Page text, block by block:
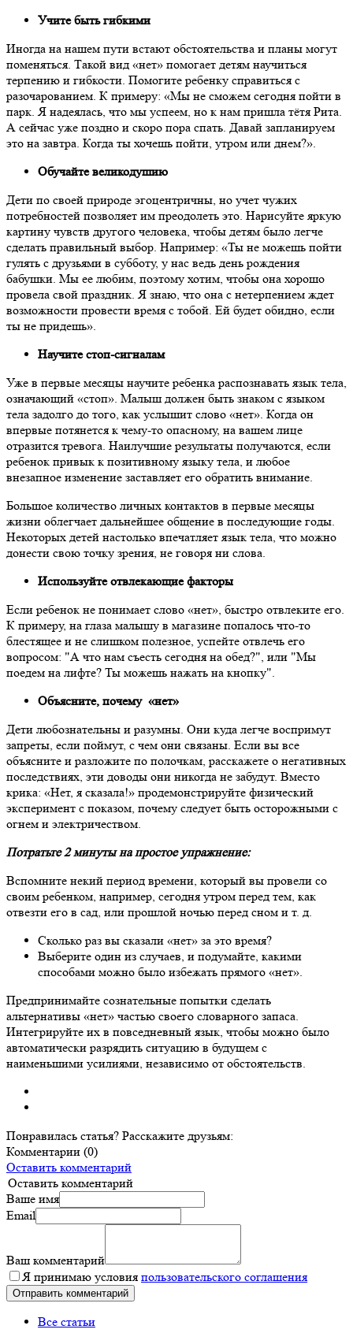
Учите быть гибкими
Иногда на нашем пути встают обстоятельства и планы могут
поменяться. Такой вид «нет» помогает детям научиться
терпению и гибкости. Помогите ребенку справиться с
разочарованием. К примеру: «Мы не сможем сегодня пойти в
парк. Я надеялась, что мы успеем, но к нам пришла тётя Рита.
А сейчас уже поздно и скоро пора спать. Давай запланируем
это на завтра. Когда ты хочешь пойти, утром или днем?».
Обучайте великодушию
Дети по своей природе эгоцентричны, но учет чужих
потребностей позволяет им преодолеть это. Нарисуйте яркую
картину чувств другого человека, чтобы детям было легче
сделать правильный выбор. Например: «Ты не можешь пойти
гулять с друзьями в субботу, у нас ведь день рождения
бабушки. Мы ее любим, поэтому хотим, чтобы она хорошо
провела свой праздник. Я знаю, что она с нетерпением ждет
возможности провести время с тобой. Ей будет обидно, если
ты не придешь».
Научите стоп-сигналам
Уже в первые месяцы научите ребенка распознавать язык тела,
означающий «стоп». Малыш должен быть знаком с языком
тела задолго до того, как услышит слово «нет». Когда он
впервые потянется к чему-то опасному, на вашем лице
отразится тревога. Наилучшие результаты получаются, если
ребенок привык к позитивному языку тела, и любое
внезапное изменение заставляет его обратить внимание.
Большое количество личных контактов в первые месяцы
жизни облегчает дальнейшее общение в последующие годы.
Некоторых детей настолько впечатляет язык тела, что можно
донести свою точку зрения, не говоря ни слова.
Используйте отвлекающие факторы
Если ребенок не понимает слово «нет» , быстро отвлеките его.
К примеру, на глаза малышу в магазине попалось что-то
блестящее и не слишком полезное, успейте отвлечь его
вопросом: "А что нам съесть сегодня на обед?", или "Мы
поедем на лифте? Ты можешь нажать на кнопку".
Объясните, почему «нет»
Дети любознательны и разумны. Они куда легче воспримут
запреты, если поймут, с чем они связаны. Если вы все
объясните и разложите по полочкам, расскажете о негативных
последствиях, эти доводы они никогда не забудут. Вместо
крика: «Нет, я сказала!» продемонстрируйте физический
эксперимент с показом, почему следует быть осторожными с
огнем и электричеством.
Потратьте 2 минуты на простое упражнение:
Вспомните некий период времени, который вы провели со
своим ребенком, например, сегодня утром перед тем, как
отвезти его в сад, или прошлой ночью перед сном и т. д.
Сколько раз вы сказали «нет» за это время?
Выберите один из случаев, и подумайте, какими
способами можно было избежать прямого «нет».
Предпринимайте сознательные попытки сделать
альтернативы «нет» частью своего словарного запаса.
Интегрируйте их в повседневный язык, чтобы можно было
автоматически разрядить ситуацию в будущем с
наименьшими усилиями, независимо от обстоятельств.
Понравилась статья? Расскажите друзьям:
Комментарии (0)
Оставить комментарий
Оставить комментарий
Ваше имя
Email
Ваш комментарий
Я принимаю условия пользовательского соглашения
Все статьи